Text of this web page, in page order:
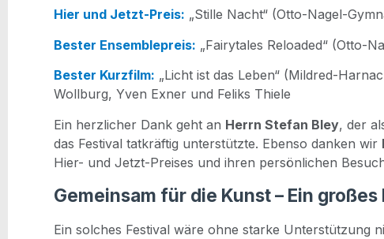
Hier und Jetzt-Preis: „Stil­le Nacht“ (Otto-Nagel-
Bes­ter Ensem­ble­preis: „Fairy­ta­les Rel­oa­ded“ (Otto-
Bes­ter Kurz­film: „Licht ist das Leben“ (Mild­red-
Woll­burg, Yven Exner und Feliks Thiele
Ein herz­li­cher Dank geht an Herrn Ste­fan Bley, der
das Fes­ti­val tat­kräf­tig unter­stütz­te. Eben­so dan­ken wir
Hier- und Jetzt-Prei­ses und ihren per­sön­li­chen
Gemeinsam für die Kunst – Ein
Ein sol­ches Fes­ti­val wäre ohne star­ke Unter­stüt­zung